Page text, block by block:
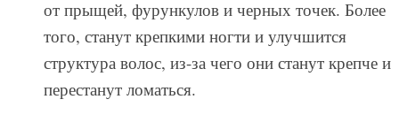
от прыщей, фурункулов и черных точек. Более
того, станут крепкими ногти и улучшится
структура волос, из-за чего они станут крепче и
перестанут ломаться.